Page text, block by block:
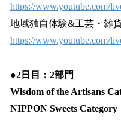
https://www.youtube.com/
地域独自体験&工芸・雑
https://www.youtube.com/
●2日目：2部門
Wisdom of the Artisans
NIPPON Sweets